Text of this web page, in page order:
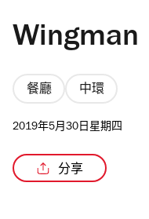
Wingman
餐廳 中環
2019年5月30日星期四
分享